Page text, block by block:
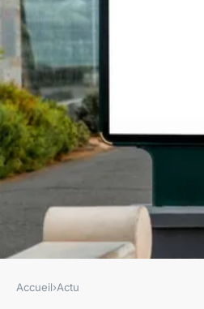
Accueil›Actu